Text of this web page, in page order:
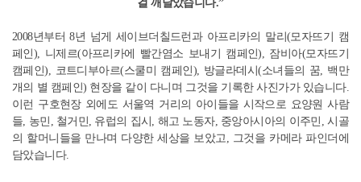
걸 깨달았습니다.”
2008년부터 8년 넘게 세이브더칠드런과 아프리카의 말리(모자뜨기 캠
페인), 니제르(아프리카에 빨간염소 보내기 캠페인), 잠비아(모자뜨기
캠페인), 코트디부아르(스쿨미 캠페인), 방글라데시(소녀들의 꿈, 백만
개의 별 캠페인) 현장을 같이 다니며 그것을 기록한 사진가가 있습니다.
이런 구호현장 외에도 서울역 거리의 아이들을 시작으로 요양원 사람
들, 농민, 철거민, 유럽의 집시, 해고 노동자, 중앙아시아의 이주민, 시골
의 할머니들을 만나며 다양한 세상을 보았고, 그것을 카메라 파인더에
담았습니다.